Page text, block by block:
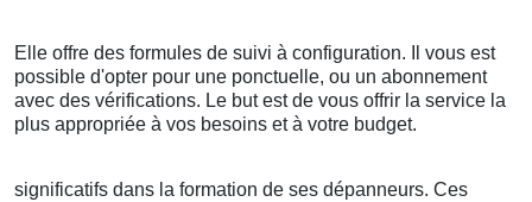
Elle offre des formules de suivi à configuration. Il vous est
possible d'opter pour une ponctuelle, ou un abonnement
avec des vérifications. Le but est de vous offrir la service la
plus appropriée à vos besoins et à votre budget.
significatifs dans la formation de ses dépanneurs. Ces